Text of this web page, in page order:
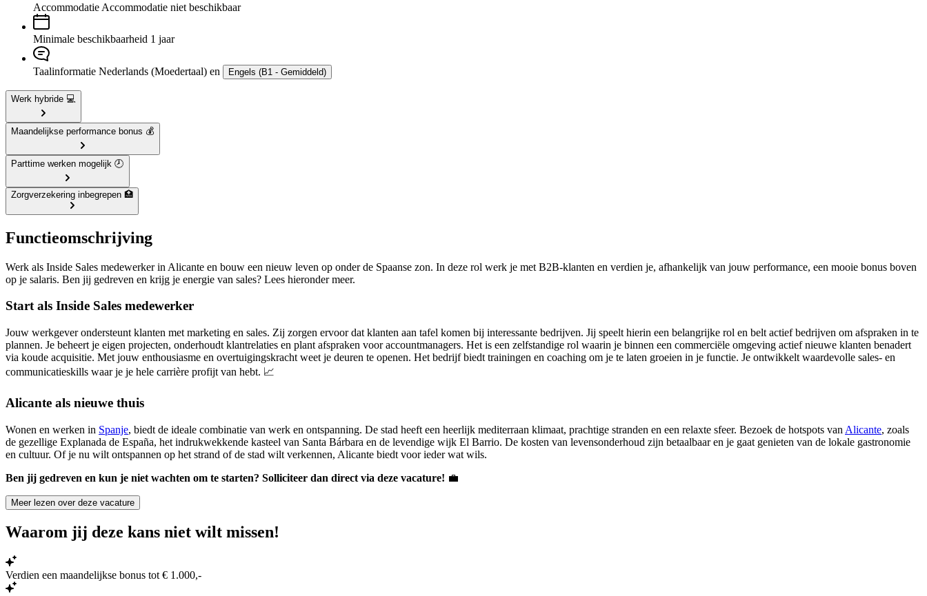
Accommodatie Accommodatie niet beschikbaar
Minimale beschikbaarheid 1 jaar
Taalinformatie Nederlands (Moedertaal) en Engels (B1 - Gemiddeld)
Werk hybride 💻
Maandelijkse performance bonus 💰
Parttime werken mogelijk 🕗
Zorgverzekering inbegrepen 🏥
Functieomschrijving
Werk als Inside Sales medewerker in Alicante en bouw een nieuw leven op onder de Spaanse zon. In deze rol werk je met B2B-klanten en verdien je, afhankelijk van jouw performance, een mooie bonus boven
op je salaris. Ben jij gedreven en krijg je energie van sales? Lees hieronder meer.
Start als Inside Sales medewerker
Jouw werkgever ondersteunt klanten met marketing en sales. Zij zorgen ervoor dat klanten aan tafel komen bij interessante bedrijven. Jij speelt hierin een belangrijke rol en belt actief bedrijven om afspraken in te
plannen. Je beheert je eigen projecten, onderhoudt klantrelaties en plant afspraken voor accountmanagers. Het is een zelfstandige rol waarin je binnen een commerciële omgeving actief nieuwe klanten benadert
via koude acquisitie. Met jouw enthousiasme en overtuigingskracht weet je deuren te openen. Het bedrijf biedt trainingen en coaching om je te laten groeien in je functie. Je ontwikkelt waardevolle sales- en
communicatieskills waar je je hele carrière profijt van hebt. 📈
Alicante als nieuwe thuis
Wonen en werken in Spanje, biedt de ideale combinatie van werk en ontspanning. De stad heeft een heerlijk mediterraan klimaat, prachtige stranden en een relaxte sfeer. Bezoek de hotspots van Alicante, zoals
de gezellige Explanada de España, het indrukwekkende kasteel van Santa Bárbara en de levendige wijk El Barrio. De kosten van levensonderhoud zijn betaalbaar en je gaat genieten van de lokale gastronomie
en cultuur. Of je nu wilt ontspannen op het strand of de stad wilt verkennen, Alicante biedt voor ieder wat wils.
Ben jij gedreven en kun je niet wachten om te starten? Solliciteer dan direct via deze vacature! 💼
Meer lezen over deze vacature
Waarom jij deze kans niet wilt missen!
Verdien een maandelijkse bonus tot € 1.000,-